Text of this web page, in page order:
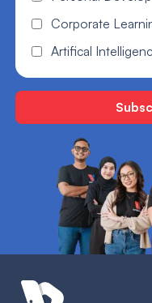
Corporate
Artifical